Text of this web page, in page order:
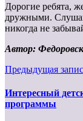
Дорогие ребята,
дружными.
никогда не
Автор:
Предыдущая
Интересный
программы